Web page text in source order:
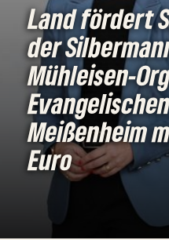
Land fördert
der
Mühleisen-
Meißenheim
Euro